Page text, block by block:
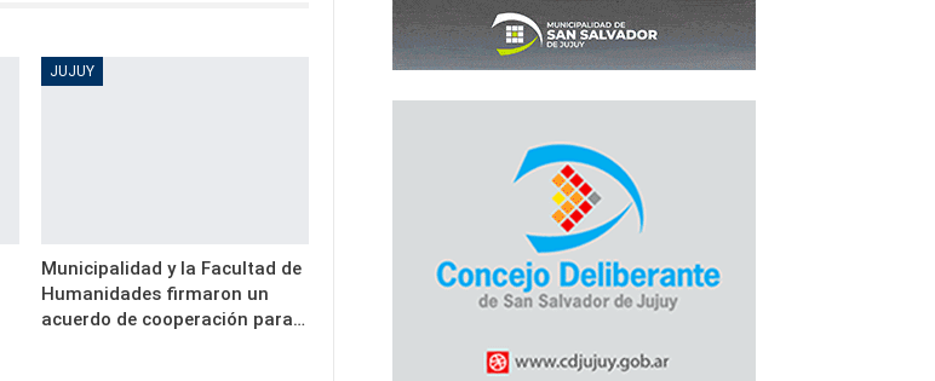
JUJUY
Municipalidad y la Facultad de
Humanidades firmaron un
acuerdo de cooperación para…